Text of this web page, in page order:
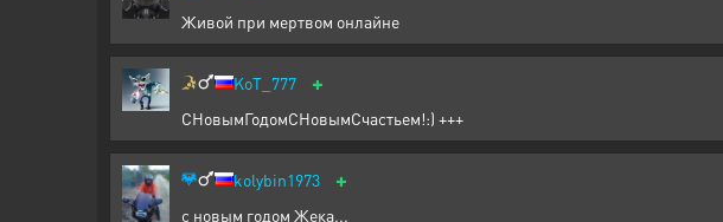
Живой при мертвом онлайне
KoT_777 +
СНовымГодомСНовымСчастьем!:) +++
kolybin1973 +
с новым годом Жека...